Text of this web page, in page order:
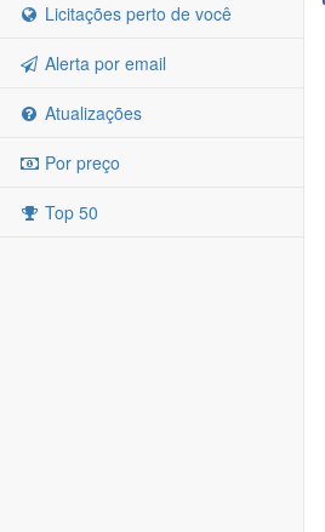
Licitações perto de você
Alerta por email
Atualizações
Por preço
Top 50